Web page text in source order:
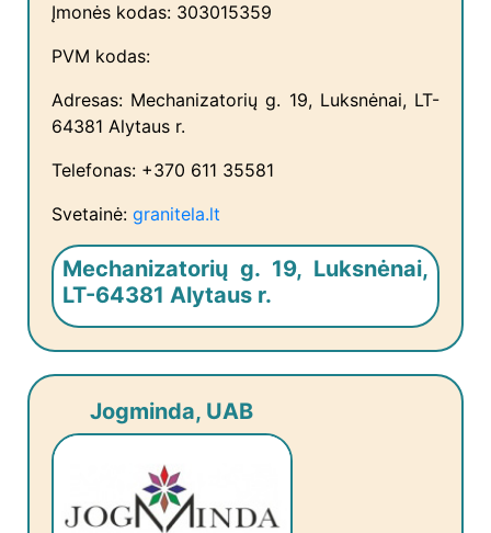
Įmonės kodas: 303015359
PVM kodas:
Adresas: Mechanizatorių g. 19, Luksnėnai, LT-
64381 Alytaus r.
Telefonas: +370 611 35581
Svetainė: granitela.lt
Mechanizatorių g. 19, Luksnėnai,
LT-64381 Alytaus r.
Jogminda, UAB